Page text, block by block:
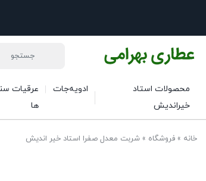
محصولات استاد
خیراندیش
ادویه‌جات
عرقیات
ها
خانه » فروشگاه » شربت معدل صفرا استاد خیر اندیش